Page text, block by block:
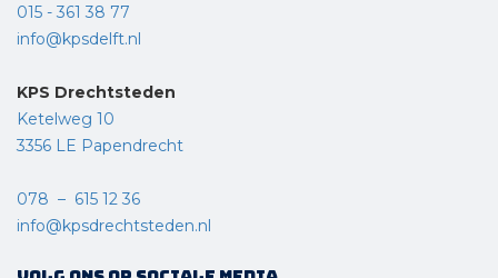
015 - 361 38 77
info@kpsdelft.nl
KPS Drechtsteden
Ketelweg 10
3356 LE Papendrecht
078 – 615 12 36
info@kpsdrechtsteden.nl